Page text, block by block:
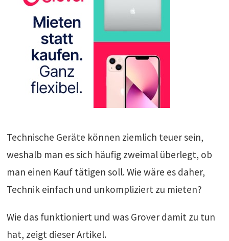
Technische Geräte können ziemlich teuer sein,
weshalb man es sich häufig zweimal überlegt, ob
man einen Kauf tätigen soll. Wie wäre es daher,
Technik einfach und unkompliziert zu mieten?
Wie das funktioniert und was Grover damit zu tun
hat, zeigt dieser Artikel.